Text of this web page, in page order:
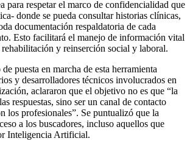
para respetar el marco de confidencialidad que
donde se pueda consultar historias clínicas,
documentación respaldatoria de cada
Esto facilitará el manejo de información vital
rehabilitación y reinserción social y laboral.
puesta en marcha de esta herramienta
y desarrolladores técnicos involucrados en
aclararon que el objetivo no es que “la
respuestas, sino ser un canal de contacto
los profesionales”. Se puntualizó que la
a los buscadores, incluso aquellos que
Inteligencia Artificial.